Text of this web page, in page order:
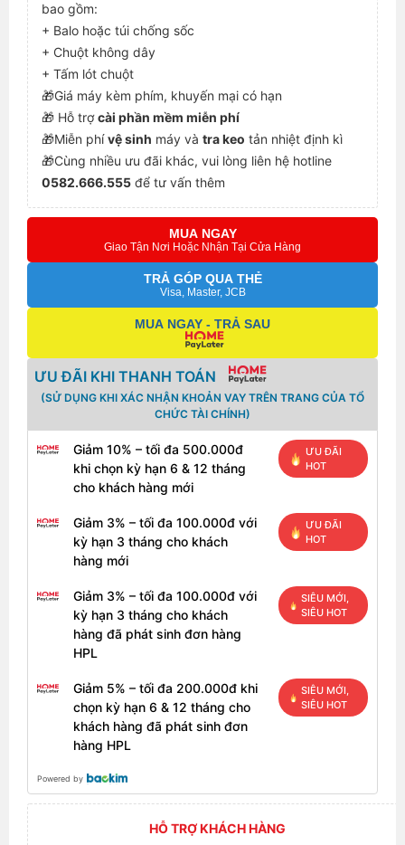
bao gồm:
+ Balo hoặc túi chống sốc
+ Chuột không dây
+ Tấm lót chuột
🎁Giá máy kèm phím, khuyến mại có hạn
🎁 Hỗ trợcài phần mềm miễn phí
🎁Miễn phívệ sinh máy và tra keo tản nhiệt định kì
🎁Cùng nhiều ưu đãi khác, vui lòng liên hệ hotline
0582.666.555 để tư vấn thêm
MUA NGAY
Giao Tận Nơi Hoặc Nhận Tại Cửa Hàng
TRẢ GÓP QUA THẺ
Visa, Master, JCB
MUA NGAY - TRẢ SAU
ƯU ĐÃI KHI THANH TOÁN
(SỬ DỤNG KHI XÁC NHẬN KHOẢN VAY TRÊN TRANG CỦA TỔ
CHỨC TÀI CHÍNH)
Giảm 10% – tối đa 500.000đ
khi chọn kỳ hạn 6 & 12 tháng
cho khách hàng mới
ƯU ĐÃI
HOT
Giảm 3% – tối đa 100.000đ với
kỳ hạn 3 tháng cho khách
hàng mới
ƯU ĐÃI
HOT
Giảm 3% – tối đa 100.000đ với
kỳ hạn 3 tháng cho khách
hàng đã phát sinh đơn hàng
HPL
SIÊU MỚI,
SIÊU HOT
Giảm 5% – tối đa 200.000đ khi
chọn kỳ hạn 6 & 12 tháng cho
khách hàng đã phát sinh đơn
hàng HPL
SIÊU MỚI,
SIÊU HOT
Powered by
HỖ TRỢ KHÁCH HÀNG